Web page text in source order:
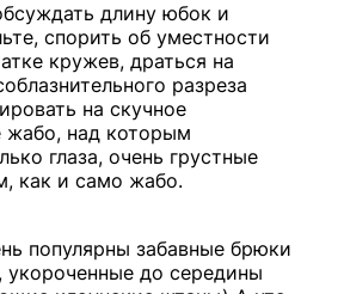
длину юбок и
спорить об уместности
кружев, драться на
разреза
на скучное
жабо, над которым
глаза, очень грустные
как и само жабо.
популярны забавные брюки
до середины